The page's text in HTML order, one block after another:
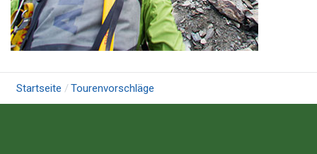
Startseite Tourenvorschläge